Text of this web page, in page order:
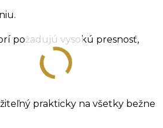
požadujú vysokú presnosť,
prakticky na všetky bežne